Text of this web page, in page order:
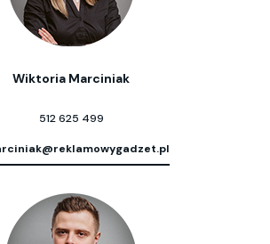
Wiktoria Marciniak
512 625 499